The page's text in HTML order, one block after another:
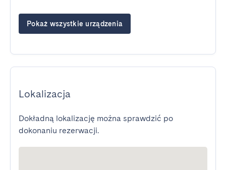
Pokaż wszystkie urządzenia
Lokalizacja
Dokładną lokalizację można sprawdzić po
dokonaniu rezerwacji.